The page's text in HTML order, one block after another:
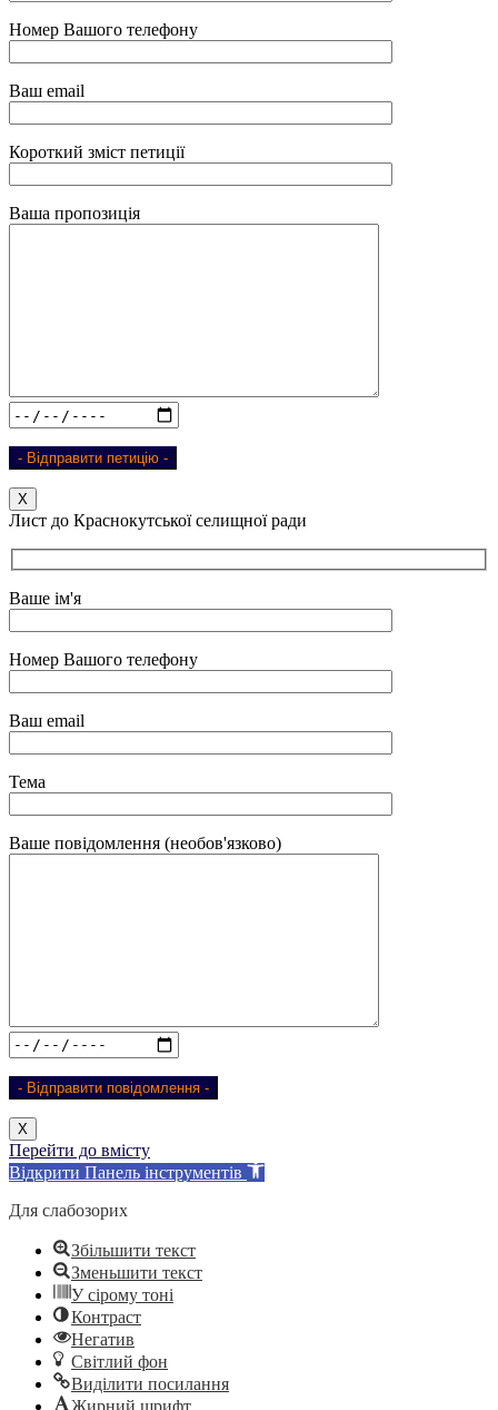
Номер Вашого телефону
Ваш email
Короткий зміст петиції
Ваша пропозиція
Х
Лист до Краснокутської селищної ради
Ваше ім'я
Номер Вашого телефону
Ваш email
Тема
Ваше повідомлення (необов'язково)
Х
Перейти до вмісту
Відкрити Панель інструментів
Для слабозорих
Збільшити текст
Зменьшити текст
У сірому тоні
Контраст
Негатив
Світлий фон
Виділити посилання
Жирний шрифт